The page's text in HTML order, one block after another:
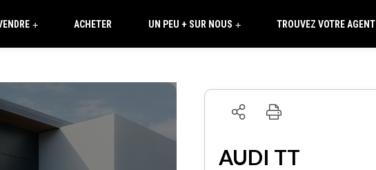
+ ACHETER +
UN PEU + SUR NOUS TROUVEZ VOTRE AGENT
AUDI TT